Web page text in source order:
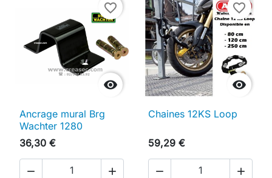

favorite_border
Ancrage mural Brg
Wachter 1280
36,30 €
 

favorite_border
Chaines 12KS Loop
59,29 €
 